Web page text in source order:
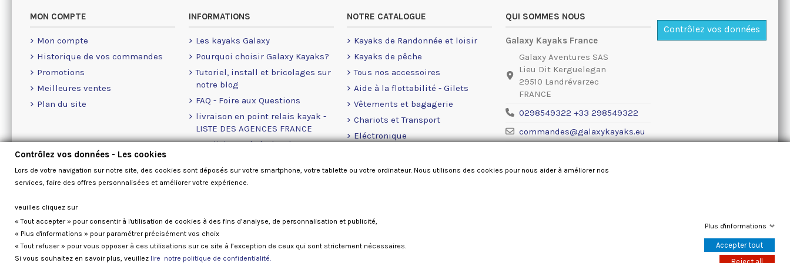
MON COMPTE
Mon compte
Historique de vos commandes
Promotions
Meilleures ventes
Plan du site
INFORMATIONS
Les kayaks Galaxy
Pourquoi choisir Galaxy Kayaks?
Tutoriel, install et bricolages sur
notre blog
FAQ - Foire aux Questions
livraison en point relais kayak -
LISTE DES AGENCES FRANCE
Conditions générales de ventes
Nous contacter
NOTRE CATALOGUE
Kayaks de Randonnée et loisir
Kayaks de pêche
Tous nos accessoires
Aide à la flottabilité - Gilets
Vêtements et bagagerie
Chariots et Transport
Eléctronique
Accastillage Railblaza
QUI SOMMES NOUS
Galaxy Kayaks France
Galaxy Aventures SAS
Lieu Dit Kerguelegan
29510 Landrévarzec
FRANCE
0298549322 +33 298549322
commandes@galaxykayaks.eu
Contrôlez vos données
Contrôlez vos données - Les cookies
Lors de votre navigation sur notre site, des cookies sont déposés sur votre smartphone, votre tablette ou votre ordinateur. Nous utilisons des cookies pour nous aider à améliorer nos
services, faire des offres personnalisées et améliorer votre expérience.
veuilles cliquez sur
« Tout accepter » pour consentir à l'utilisation de cookies à des fins d’analyse, de personnalisation et publicité,
« Plus d'informations » pour paramétrer précisément vos choix
« Tout refuser » pour vous opposer à ces utilisations sur ce site à l’exception de ceux qui sont strictement nécessaires.
Si vous souhaitez en savoir plus, veuillez lire notre politique de confidentialité.
Plus d'informations
Accepter tout